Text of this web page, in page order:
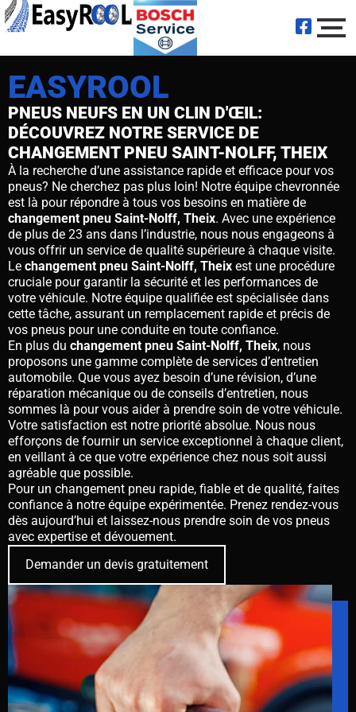
EASYROOL
PNEUS NEUFS EN UN CLIN D'ŒIL:
DÉCOUVREZ NOTRE SERVICE DE
CHANGEMENT PNEU SAINT-NOLFF, THEIX
À la recherche d’une assistance rapide et efficace pour vos
pneus? Ne cherchez pas plus loin! Notre équipe chevronnée
est là pour répondre à tous vos besoins en matière de
changement pneu Saint-Nolff, Theix. Avec une expérience
de plus de 23 ans dans l’industrie, nous nous engageons à
vous offrir un service de qualité supérieure à chaque visite.
Le changement pneu Saint-Nolff, Theix est une procédure
cruciale pour garantir la sécurité et les performances de
votre véhicule. Notre équipe qualifiée est spécialisée dans
cette tâche, assurant un remplacement rapide et précis de
vos pneus pour une conduite en toute confiance.
En plus du changement pneu Saint-Nolff, Theix, nous
proposons une gamme complète de services d’entretien
automobile. Que vous ayez besoin d’une révision, d’une
réparation mécanique ou de conseils d’entretien, nous
sommes là pour vous aider à prendre soin de votre véhicule.
Votre satisfaction est notre priorité absolue. Nous nous
efforçons de fournir un service exceptionnel à chaque client,
en veillant à ce que votre expérience chez nous soit aussi
agréable que possible.
Pour un changement pneu rapide, fiable et de qualité, faites
confiance à notre équipe expérimentée. Prenez rendez-vous
dès aujourd’hui et laissez-nous prendre soin de vos pneus
avec expertise et dévouement.
Demander un devis gratuitement